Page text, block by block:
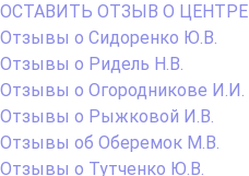
ОСТАВИТЬ ОТЗЫВ О ЦЕНТРЕ
Отзывы о Сидоренко Ю.В.
Отзывы о Ридель Н.В.
Отзывы о Огородникове И.И.
Отзывы о Рыжковой И.В.
Отзывы об Оберемок М.В.
Отзывы о Тутченко Ю.В.